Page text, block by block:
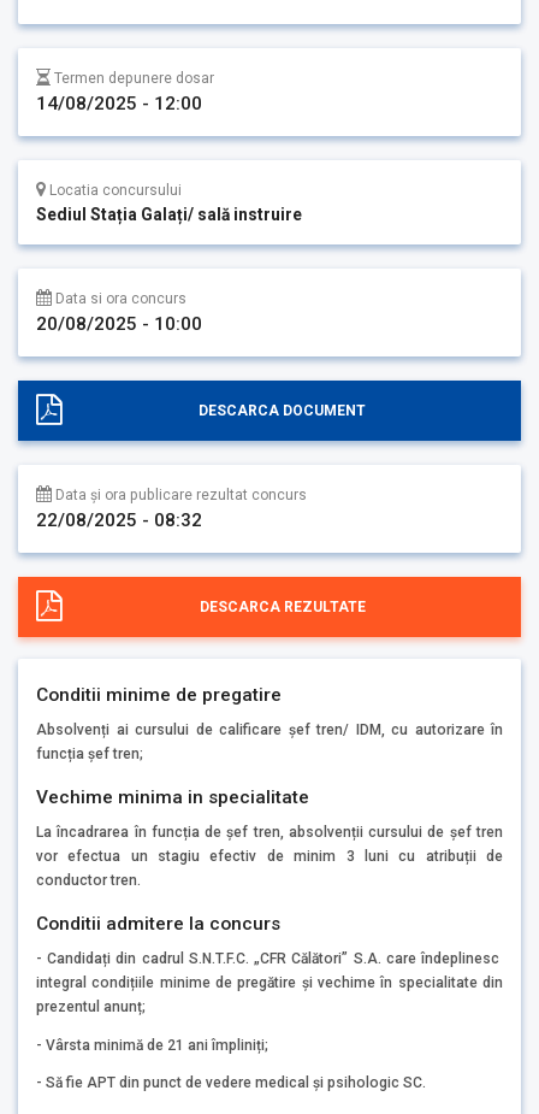
Termen depunere dosar
14/08/2025 - 12:00
Locatia concursului
Sediul Stația Galați/ sală instruire
Data si ora concurs
20/08/2025 - 10:00
DESCARCA DOCUMENT
Data și ora publicare rezultat concurs
22/08/2025 - 08:32
DESCARCA REZULTATE
Conditii minime de pregatire
Absolvenți ai cursului de calificare șef tren/ IDM, cu autorizare în
funcția șef tren;
Vechime minima in specialitate
La încadrarea în funcția de șef tren, absolvenții cursului de șef tren
vor efectua un stagiu efectiv de minim 3 luni cu atribuții de
conductor tren.
Conditii admitere la concurs
- Candidați din cadrul S.N.T.F.C. „CFR Călători” S.A. care îndeplinesc
integral condițiile minime de pregătire și vechime în specialitate din
prezentul anunț;
- Vârsta minimă de 21 ani împliniți;
- Să fie APT din punct de vedere medical și psihologic SC.